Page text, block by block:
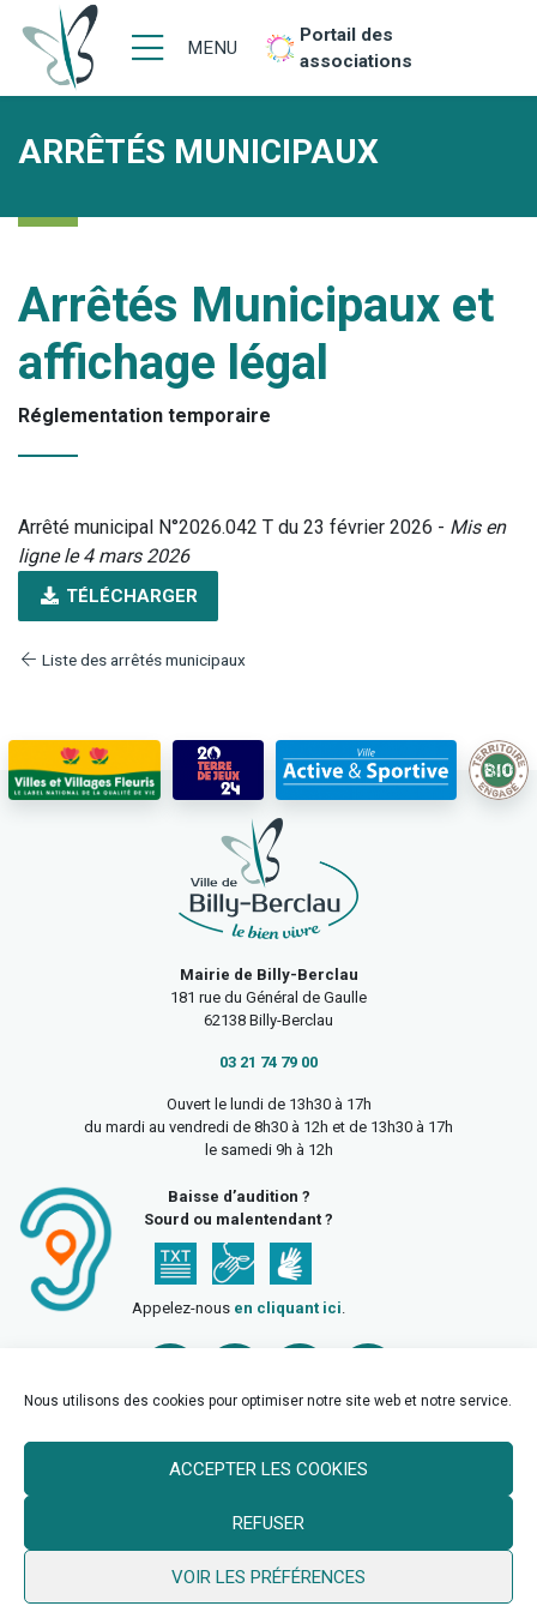
Nous utilisons des cookies pour optimiser notre site web et notre service.
ACCEPTER LES COOKIES
REFUSER
VOIR LES PRÉFÉRENCES
MENU
Portail des
associations
ARRÊTÉS MUNICIPAUX
Arrêtés Municipaux et
affichage légal
Réglementation temporaire
Arrêté municipal N°2026.042 T du 23 février 2026 - Mis en
ligne le 4 mars 2026
TÉLÉCHARGER
Liste des arrêtés municipaux
Mairie de Billy-Berclau
181 rue du Général de Gaulle
62138 Billy-Berclau
03 21 74 79 00
Ouvert le lundi de 13h30 à 17h
du mardi au vendredi de 8h30 à 12h et de 13h30 à 17h
le samedi 9h à 12h
Baisse d’audition ?
Sourd ou malentendant ?
Appelez-nous en cliquant ici.
© 2026 Ville de Billy Berclau —neoweb.fr